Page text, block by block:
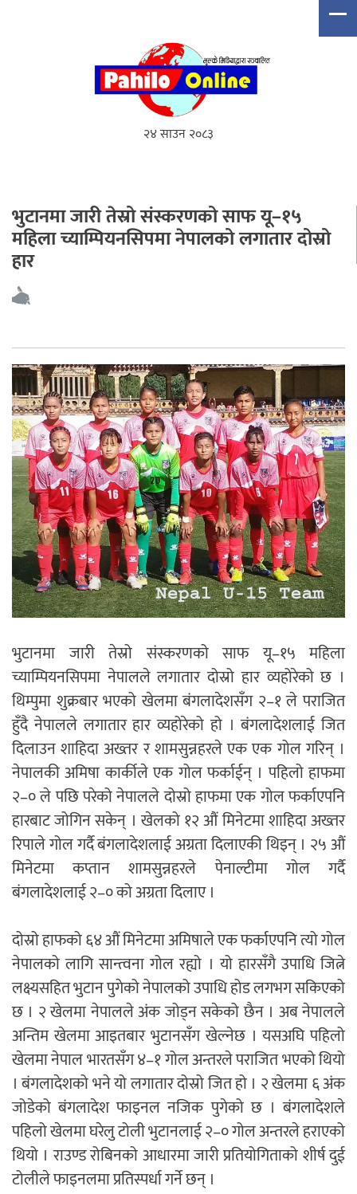
२४ साउन २०८३
भुटानमा जारी तेस्रो संस्करणको साफ यू–१५
महिला च्याम्पियनसिपमा नेपालको लगातार दोस्रो
हार
भुटानमा जारी तेस्रो संस्करणको साफ यू–१५ महिला
च्याम्पियनसिपमा नेपालले लगातार दोस्रो हार व्यहोरेको छ ।
थिम्पुमा शुक्रबार भएको खेलमा बंगलादेशसँग २–१ ले पराजित
हुँदै नेपालले लगातार हार व्यहोरेको हो । बंगलादेशलाई जित
दिलाउन शाहिदा अख्तर र शामसुन्नहरले एक एक गोल गरिन् ।
नेपालकी अमिषा कार्कीले एक गोल फर्काईन् । पहिलो हाफमा
२–० ले पछि परेको नेपालले दोस्रो हाफमा एक गोल फर्काएपनि
हारबाट जोगिन सकेन् । खेलको १२ औं मिनेटमा शाहिदा अख्तर
रिपाले गोल गर्दै बंगलादेशलाई अग्रता दिलाएकी थिइन् । २५ औं
मिनेटमा कप्तान शामसुन्नहरले पेनाल्टीमा गोल गर्दै
बंगलादेशलाई २–० को अग्रता दिलाए ।
दोस्रो हाफको ६४ औं मिनेटमा अमिषाले एक फर्काएपनि त्यो गोल
नेपालको लागि सान्त्वना गोल रह्यो । यो हारसँगै उपाधि जित्ने
लक्ष्यसहित भुटान पुगेको नेपालको उपाधि होड लगभग सकिएको
छ । २ खेलमा नेपालले अंक जोड्न सकेको छैन । अब नेपालले
अन्तिम खेलमा आइतबार भुटानसँग खेल्नेछ । यसअघि पहिलो
खेलमा नेपाल भारतसँग ४–१ गोल अन्तरले पराजित भएको थियो
। बंगलादेशको भने यो लगातार दोस्रो जित हो । २ खेलमा ६ अंक
जोडेको बंगलादेश फाइनल नजिक पुगेको छ । बंगलादेशले
पहिलो खेलमा घरेलु टोली भुटानलाई २–० गोल अन्तरले हराएको
थियो । राउण्ड रोबिनको आधारमा जारी प्रतियोगिताको शीर्ष दुई
टोलीले फाइनलमा प्रतिस्पर्धा गर्ने छन् ।